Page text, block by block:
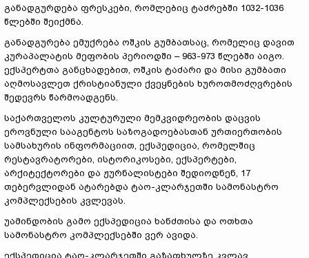
განადგურდება ფრესკები, რომლებიც ტაძრებში 1032-1036
წლებში შეიქმნა.
განადგურება ემუქრება ოშკის გუმბათსაც, რომელიც დავით
კურაპალატის მეფობის პერიოდში – 963-973 წლებში აიგო.
ექსპერტთა განცხადებით, ოშკის ტაძარი და მისი გუმბათი
აღმოსავლეთ ქრისტიანული ქვეყნების ხუროთმოძღვრების
შედევრს წარმოადგენს.
საქართველოს კულტურული მემკვიდრეობის დაცვის
ეროვნული სააგენტოს საზოგადოებასთან ურთიერთობის
სამსახურის ინფორმაციით, ექსპედიცია, რომელშიც
რესტავრატორები, ისტორიკოსები, ექსპერტები,
არქიტექტორები და ჟურნალისტები შედიოდნენ, 17
თებერვლიდან ატარებდა ტაო-კლარჯეთში სამონასტრო
კომპლექსების კვლევას.
უამინდობის გამო ექსპედიცია ხანძთისა და ოთხთა
სამონასტრო კომპლექსებში ვერ ავიდა.
ექსპედიცია ტაო-კლარჯეთში გაზაფხულზე კვლავ